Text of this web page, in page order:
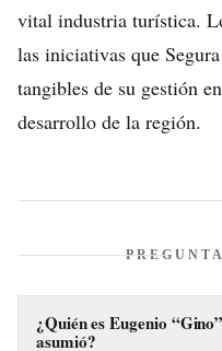
vital industria turística.
las iniciativas que
tangibles de su gestión
desarrollo de la región.
¿Quién es Eugenio
asumió?